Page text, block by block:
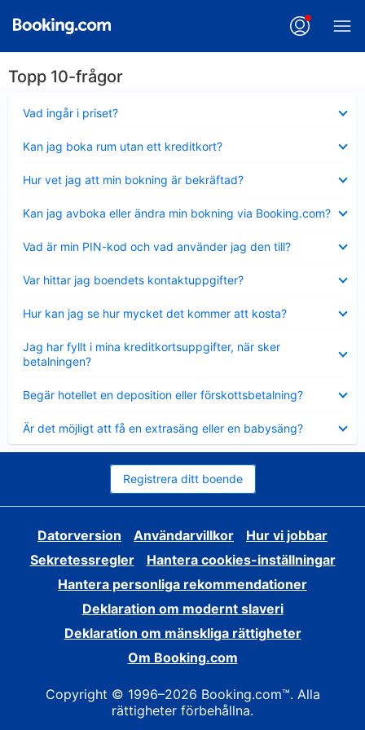
Topp 10-frågor
Vad ingår i priset?
mindre
Kan jag boka rum utan ett kreditkort?
mindre
Hur vet jag att min bokning är bekräftad?
mindre
Kan jag avboka eller ändra min bokning via Booking.com?
mindre
Vad är min PIN-kod och vad använder jag den till?
mindre
Var hittar jag boendets kontaktuppgifter?
mindre
Hur kan jag se hur mycket det kommer att kosta?
mindre
Jag har fyllt i mina kreditkortsuppgifter, när sker
betalningen?
mindre
Begär hotellet en deposition eller förskottsbetalning?
mindre
Är det möjligt att få en extrasäng eller en babysäng?
mindre
Registrera ditt boende
Datorversion Användarvillkor
Hur vi jobbar
Sekretessregler
Hantera cookies-inställningar
Hantera personliga rekommendationer
Deklaration om modernt slaveri
Deklaration om mänskliga rättigheter
Om Booking.com
Copyright © 1996–2026 Booking.com™. Alla
rättigheter förbehållna.